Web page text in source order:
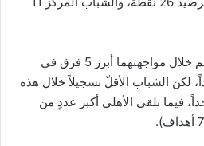
ويتساوى الفريقان هذا الموسم خلال مواجهتهما أبرز 5 فرق في
لكن الشباب الأقلّ تسجيلاً خلال هذه
فيما تلقى الأهلي أكبر عددٍ من